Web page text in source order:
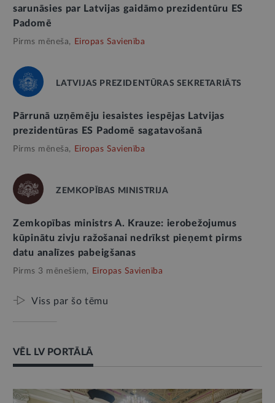
sarunāsies par Latvijas gaidāmo prezidentūru ES
Padomē
Pirms mēneša, Eiropas Savienība
LATVIJAS PREZIDENTŪRAS SEKRETARIĀTS
Pārrunā uzņēmēju iesaistes iespējas Latvijas
prezidentūras ES Padomē sagatavošanā
Pirms mēneša, Eiropas Savienība
ZEMKOPĪBAS MINISTRIJA
Zemkopības ministrs A. Krauze: ierobežojumus
kūpinātu zivju ražošanai nedrīkst pieņemt pirms
datu analīzes pabeigšanas
Pirms 3 mēnešiem, Eiropas Savienība
Viss par šo tēmu
VĒL LV PORTĀLĀ